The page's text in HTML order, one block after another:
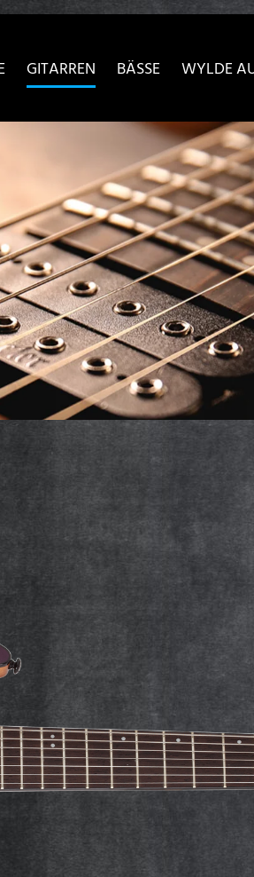
dieser SeiteDiese Meldung nicht
GITARREN BÄSSE WYLDE